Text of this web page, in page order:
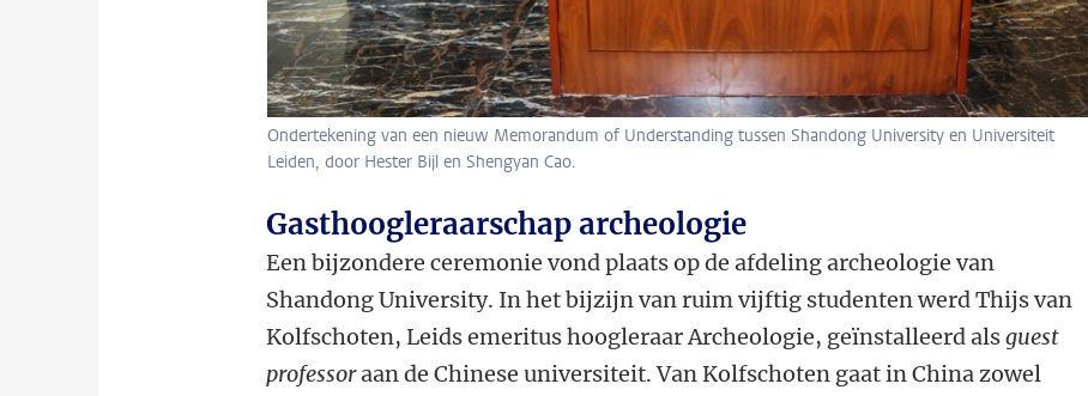
Ondertekening van een nieuw Memorandum of Understanding tussen Shandong University en Universiteit
Leiden, door Hester Bijl en Shengyan Cao.
Gasthoogleraarschap archeologie
Een bijzondere ceremonie vond plaats op de afdeling archeologie van
Shandong University. In het bijzijn van ruim vijftig studenten werd Thijs van
Kolfschoten, Leids emeritus hoogleraar Archeologie, geïnstalleerd alsguest
professoraan de Chinese universiteit. Van Kolfschoten gaat in China zowel